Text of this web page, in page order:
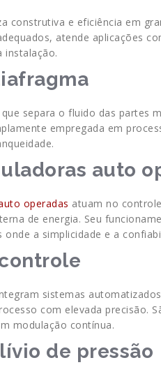
construtiva e eficiência em
atende aplicações
instalação.
separa o fluido das partes
empregada em
auto
operadas atuam no
de energia. Seu
a simplicidade e a
sistemas
com elevada precisão.
modulação contínua.
de pressão